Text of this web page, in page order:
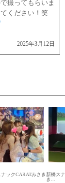
撮ってもらいま
ください！笑
2025年3月12日
ックCARATみさき新橋ス
き...